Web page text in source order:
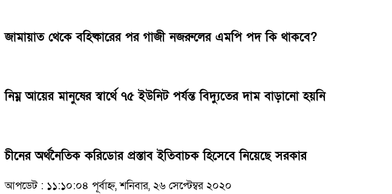
জামায়াত থেকে বহিষ্কারের পর গাজী নজরুলের এমপি পদ কি থাকবে?
নিম্ন আয়ের মানুষের স্বার্থে ৭৫ ইউনিট পর্যন্ত বিদ্যুতের দাম বাড়ানো হয়নি
চীনের অর্থনৈতিক করিডোর প্রস্তাব ইতিবাচক হিসেবে নিয়েছে সরকার
আপডেট : ১১:১০:০৪ পূর্বাহ্ন, শনিবার, ২৬ সেপ্টেম্বর ২০২০